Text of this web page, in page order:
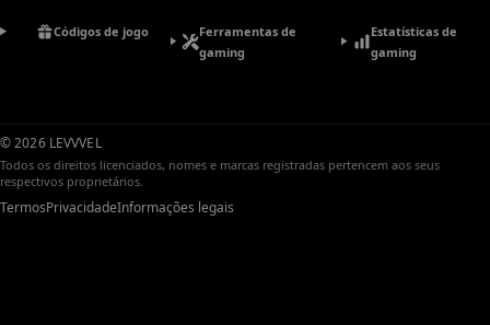
Códigos de jogo
Ferramentas de
gaming
Estatísticas de
gaming
© 2026 LEVVVEL
Todos os direitos licenciados, nomes e marcas registradas pertencem aos seus
respectivos proprietários.
TermosPrivacidadeInformações legais